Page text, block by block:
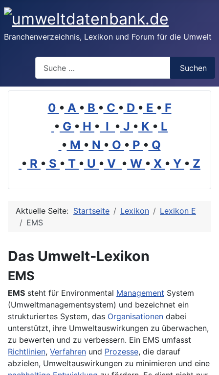
Branchenverzeichnis, Lexikon und Forum für die Umwelt
Suchen
0 • A • B • C • D • E • F
• G • H • I • J • K • L
• M • N • O • P • Q
• R • S • T • U • V • W • X • Y • Z
Aktuelle Seite: Startseite Lexikon
Lexikon E
EMS
Das Umwelt-Lexikon
EMS
EMS steht für Environmental Management System
(Umweltmanagementsystem) und bezeichnet ein
strukturiertes System, das Organisationen dabei
unterstützt, ihre Umweltauswirkungen zu überwachen,
zu bewerten und zu verbessern. Ein EMS umfasst
Richtlinien, Verfahren und Prozesse, die darauf
abzielen, Umweltauswirkungen zu minimieren und eine